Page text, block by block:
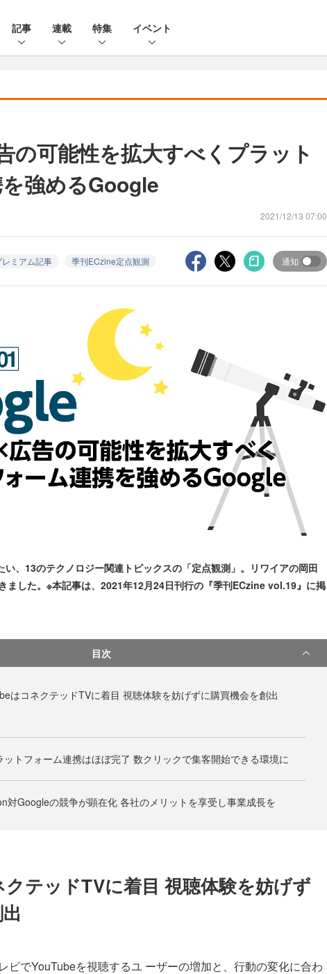
記事 連載 特集 イベント
の可能性を拡大すべくプラット
強めるGoogle
2021/12/13 07:00
レミアム記事 季刊ECzine定点観測 通知
、13のテクノロジー関連トピックスの「定点観測」。リワイアの岡田
ました。※本記事は、2021年12月24日刊行の『季刊ECzine vol.19』に掲
目次
はコネクテッドTVに着目 視聴体験を妨げずに購買機会を創出
ットフォーム連携はほぼ完了 数クリックで集客開始できる環境に
対Googleの競争が顕在化 各社のメリットを享受し事業成長を
テッドTVに着目 視聴体験を妨げず
ビでYouTubeを視聴するユ ーザーの増加と、行動の変化に合わ